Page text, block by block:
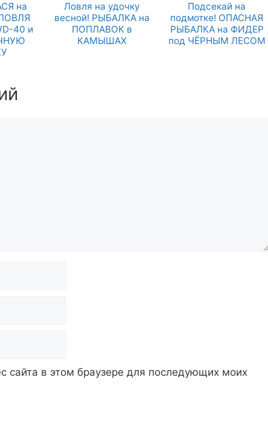
на
40 и
Ловля на удочку
весной! РЫБАЛКА на
ПОПЛАВОК в
КАМЫШАХ
Подсекай на
подмотке! ОПАСНАЯ
РЫБАЛКА на ФИДЕР
под ЧЁРНЫМ ЛЕСОМ
сайта в этом браузере для последующих моих